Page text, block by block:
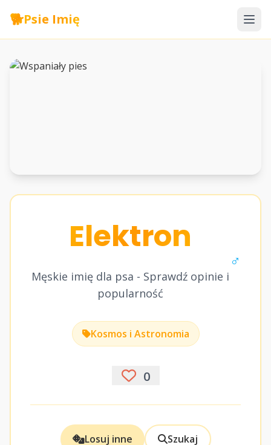
🐕Psie Imię
Elektron
Męskie imię dla psa - Sprawdź opinie i
popularność
♂
Kosmos i Astronomia
0
Losuj inne Szukaj